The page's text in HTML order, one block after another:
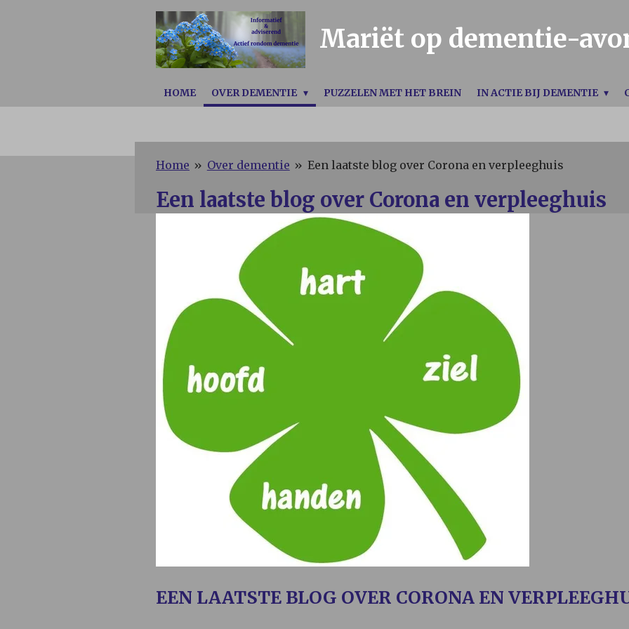
Mariët op dementie-
HOME OVER DEMENTIE PUZZELEN MET HET BREIN IN ACTIE BIJ DEMENTIE
Home » Over dementie » Een laatste blog over Corona en verpleeghuis
Een laatste blog over Corona en verpleeghuis
EEN LAATSTE BLOG OVER CORONA EN